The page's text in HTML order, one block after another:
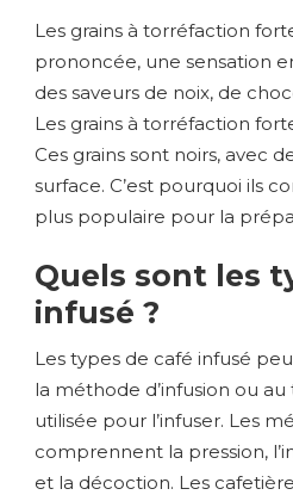
Les grains à torréfaction
prononcée, une sensation
des saveurs de noix, de
Les grains à torréfaction
Ces grains sont noirs, avec
surface. C’est pourquoi ils
plus populaire pour la
Quels sont les
infusé ?
Les types de café infusé
la méthode d’infusion ou
utilisée pour l’infuser. Les
comprennent la pression,
et la décoction. Les